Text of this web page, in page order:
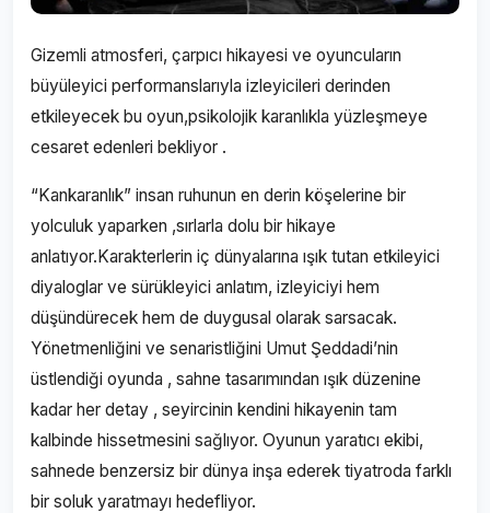
Gizemli atmosferi, çarpıcı hikayesi ve oyuncuların
büyüleyici performanslarıyla izleyicileri derinden
etkileyecek bu oyun,psikolojik karanlıkla yüzleşmeye
cesaret edenleri bekliyor .
“Kankaranlık” insan ruhunun en derin köşelerine bir
yolculuk yaparken ,sırlarla dolu bir hikaye
anlatıyor.Karakterlerin iç dünyalarına ışık tutan etkileyici
diyaloglar ve sürükleyici anlatım, izleyiciyi hem
düşündürecek hem de duygusal olarak sarsacak.
Yönetmenliğini ve senaristliğini Umut Şeddadi’nin
üstlendiği oyunda , sahne tasarımından ışık düzenine
kadar her detay , seyircinin kendini hikayenin tam
kalbinde hissetmesini sağlıyor. Oyunun yaratıcı ekibi,
sahnede benzersiz bir dünya inşa ederek tiyatroda farklı
bir soluk yaratmayı hedefliyor.